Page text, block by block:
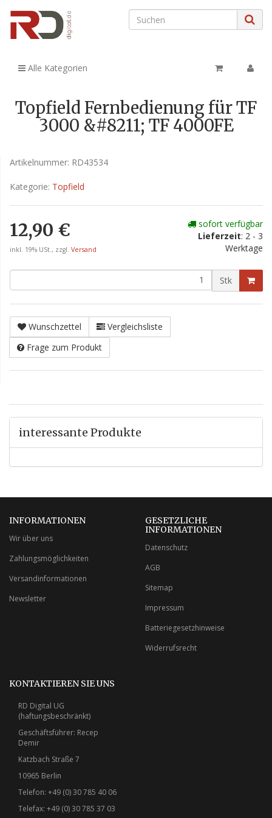
Alle Kategorien
Topfield Fernbedienung für TF
3000 &#8211; TF 4000FE
Artikelnummer: RD43534
Kategorie: Topfield
12,90 €
inkl. 19% USt., zzgl. Versand
sofort verfügbar
Lieferzeit: 2 - 3
Werktage
Stk
Wunschzettel
Vergleichsliste
Frage zum Produkt
interessante Produkte
INFORMATIONEN
Wir über uns
Zahlungsmöglichkeiten
Versandinformationen
Newsletter
GESETZLICHE
INFORMATIONEN
Datenschutz
AGB
Sitemap
Impressum
Batteriegesetzhinweise
Widerrufsrecht
KONTAKTIEREN SIE UNS
RD Digital UG
(haftungsbeschränkt)
Geschäftsführer: Recep
Demir
Katzbach Straße 7
10965 Berlin
Telefon: +49 (0) 30 785 40 06
Telefax: +49 (0) 30 785 37 03